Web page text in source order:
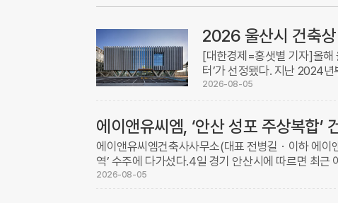
2026 울산시 건축상
[대한경제=홍샛별 기자]올해
터’가 선정됐다. 지난 2024
시설 건축물의 새로운 디자인
2026-08-05
에이앤유씨엠, ‘안산 성포 주상복합’
에이앤유씨엠건축사사무소(대표 전병길ㆍ이하 에
역’ 수주에 다가섰다.4일 경기 안산시에 따르면 최근
예정가격 대비 80.498%인 98억5963만7000원을 ...
2026-08-05